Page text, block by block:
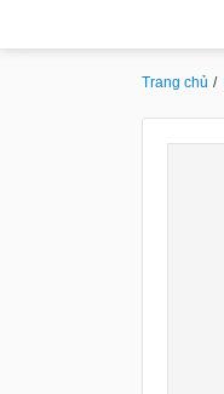
Trang chủ